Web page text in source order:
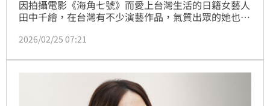
因拍攝電影《海角七號》而愛上台灣生活的日籍女藝人
田中千繪，在台灣有不少演藝作品，氣質出眾的她也得
聞對象」范逸臣還是范逸臣，從2008年傳出假戲真做
聞在演藝圈幾乎沒人能比。
2026/02/25 07:21